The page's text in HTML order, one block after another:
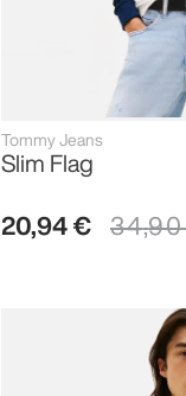
Tommy Jeans
Slim Flag
20,94 € 34,90